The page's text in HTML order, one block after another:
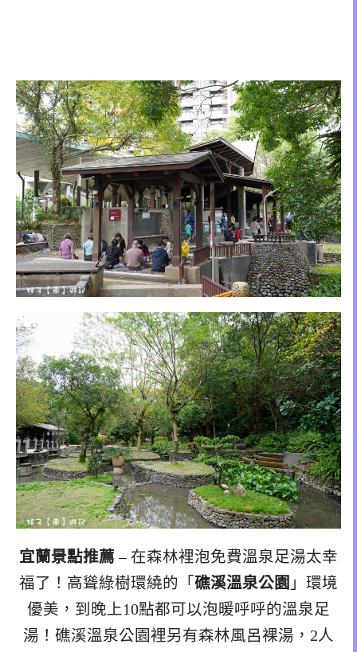
宜蘭景點推薦– 在森林裡泡免費溫泉足湯太幸
福了！高聳綠樹環繞的「 礁溪溫泉公園 」環境
優美，到晚上10點都可以泡暖呼呼的溫泉足
湯！礁溪溫泉公園裡另有森林風呂裸湯，2人